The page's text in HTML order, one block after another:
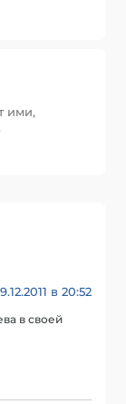
ими,
в 20:52
в своей